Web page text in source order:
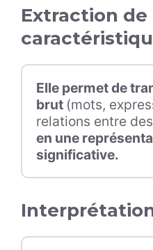
Extraction de
Elle permet de
brut (mots,
relations entre
en une
significative.